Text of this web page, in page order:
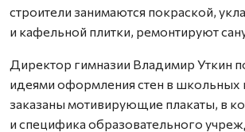
строители занимаются покраской,
и кафельной плитки, ремонтируют
Директор гимназии Владимир Уткин
идеями оформления стен в
заказаны мотивирующие плакаты, в
и специфика образовательного